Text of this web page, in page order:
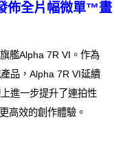
佈全片幅微單™畫
艦Alpha 7R VI。作為
品，Alpha 7R VI延續
進一步提升了連拍性
高效的創作體驗。